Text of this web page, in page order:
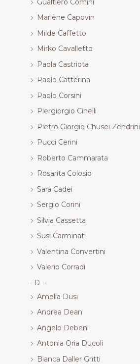
Gualtiero Comini
Marlène Capovin
Milde Caffetto
Mirko Cavalletto
Paola Castriota
Paolo Catterina
Paolo Corsini
Piergiorgio Cinelli
Pietro Giorgio Chusei Zendrini
Pucci Cerini
Roberto Cammarata
Rosarita Colosio
Sara Cadei
Sergio Corini
Silvia Cassetta
Susi Carminati
Valentina Convertini
Valerio Corradi
-- D --
Amelia Dusi
Andrea Dean
Angelo Debeni
Antonia Oria Ducoli
Bianca Daller Gritti